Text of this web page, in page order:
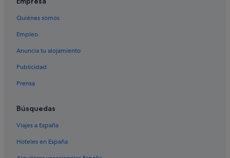
Quiénes somos
Empleo
Anuncia tu alojamiento
Publicidad
Prensa
Búsquedas
Viajes a España
Hoteles en España